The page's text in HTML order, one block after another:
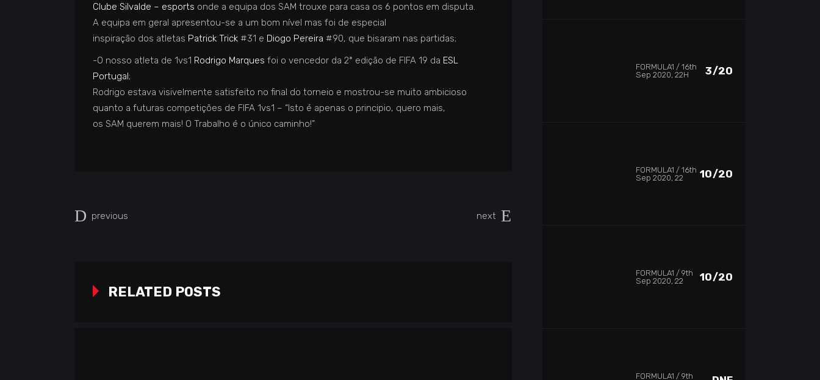
Clube Silvalde – esports onde a equipa dos SAM trouxe para casa os 6 pontos em disputa.
A equipa em geral apresentou-se a um bom nível mas foi de especial
inspiração dos atletas Patrick Trick #31 e Diogo Pereira #90, que bisaram nas partidas;
-O nosso atleta de 1vs1 Rodrigo Marques foi o vencedor da 2ª edição de FIFA 19 da ESL
Portugal;
Rodrigo estava visivelmente satisfeito no final do torneio e mostrou-se muito ambicioso
quanto a futuras competições de FIFA 1vs1 – “Isto é apenas o principio, quero mais,
os SAM querem mais! O Trabalho é o único caminho!”
previous next
RELATED POSTS
FORMULA1
16th
Sep 2020, 22H
3/20
FORMULA1
16th
Sep 2020, 22
10/20
FORMULA1
9th
Sep 2020, 22
10/20
FORMULA1
9th